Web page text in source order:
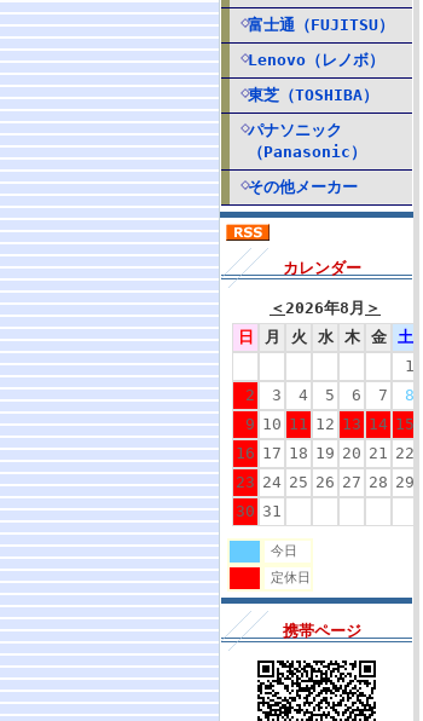
富士通（FUJITSU）
Lenovo（レノボ）
東芝（TOSHIBA）
パナソニック
（Panasonic）
その他メーカー
カレンダー
＜2026年8月 ＞
日
月 火 水 木 金
土
1
2
3 4 5 6 7
8
9 10 11 12 13 14 15
16 17 18 19 20 21 22
23 24 25 26 27 28 29
30 31
今日
定休日
携帯ページ